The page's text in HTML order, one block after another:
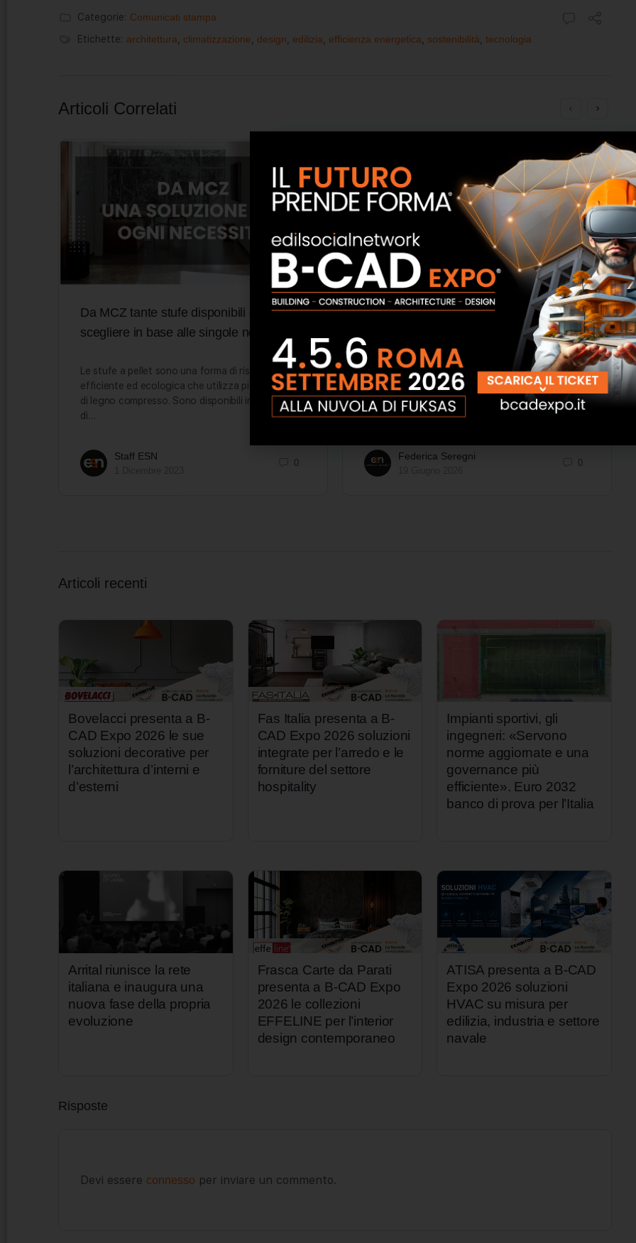
Categorie: Comunicati stampa
Etichette: architettura climatizzazione design edilizia efficienza energetica sostenibilità tecnologia
Articoli Correlati
Da MCZ tante stufe disponibili e da
scegliere in base alle singole necessità
Le stufe a pellet sono una forma di riscaldamento
efficiente ed ecologica che utilizza piccoli pezzi
di legno compresso. Sono disponibili in una varietà
di…
Staff ESN
0
MCZ presenta Feel: la soluzione ideale
MCZ presenta Feel, la stufa a pellet canalizzata
progettata appositamente per offrire prestazioni
ottimali anche in ambienti dagli spazi ridotti.
Questa stufa si distingue per…
Federica Seregni
0
Articoli recenti
Bovelacci presenta a B-
CAD Expo 2026 le sue
soluzioni decorative per
l’architettura d’interni e
d’esterni
Fas Italia presenta a B-
CAD Expo 2026 soluzioni
integrate per l’arredo e le
forniture del settore
hospitality
Impianti sportivi, gli
ingegneri: «Servono
norme aggiornate e una
governance più
efficiente». Euro 2032
banco di prova per l’Italia
Arrital riunisce la rete
italiana e inaugura una
nuova fase della propria
evoluzione
Frasca Carte da Parati
presenta a B-CAD Expo
2026 le collezioni
EFFELINE per l’interior
design contemporaneo
ATISA presenta a B-CAD
Expo 2026 soluzioni
HVAC su misura per
edilizia, industria e settore
navale
Risposte
Devi essere connesso per inviare un commento.